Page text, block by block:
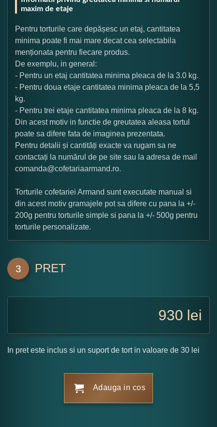
maxim de etaje
Pentru torturile care depășesc un etaj, cantitatea
minima poate fi mai mare decat cea selectabila
menționata pentru fiecare produs.
De exemplu, in general:
- Pentru un etaj cantitatea minima pleaca de la 3.0 kg.
- Pentru doua etaje cantitatea minima pleaca de la 5,5
kg.
- Pentru trei etaje cantitatea minima pleaca de la 8 kg.
Din acest motiv in functie de greutatea aleasa tortul
poate sa difere fata de imaginea prezentata.
Pentru detalii și cantități exacte va rugam sa ne
contactați la numărul de pe site sau la adresa de mail
comanda@cofetariaarmand.ro.
Torturile cofetariei Armand sunt executate manual si
din acest motiv gramajele pot sa difere cu pana la +/-
200g pentru torturile simple si pana la +/- 500g pentru
torturile personalizate.
3 PRET
930 lei
In pret este inclus si un suport de tort in valoare de 30 lei
Adauga in cos